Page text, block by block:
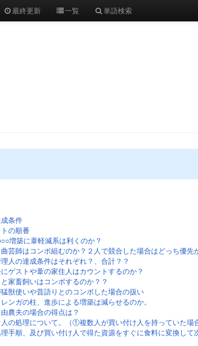
最終更新 一覧 単語検索
条件
の順番
増築に葦軽減系は利くのか？
芸師はコンボ組むのか？２人で競合した場合はどっち優先
人の達成条件はそれぞれ？、合計？？
ゲストや葦の家住人はカウントするのか？
家畜飼いはコンボするのか？？
獣使いや昔語りとのコンボした場合の扱い
ンガの柱、進歩による増築は減らせるのか。
農夫の場合の得点は？
人の処理について。（①複数人が買い付け人を持っていた
手順、及び買い付け人で得た資源をすぐに食料に変換して